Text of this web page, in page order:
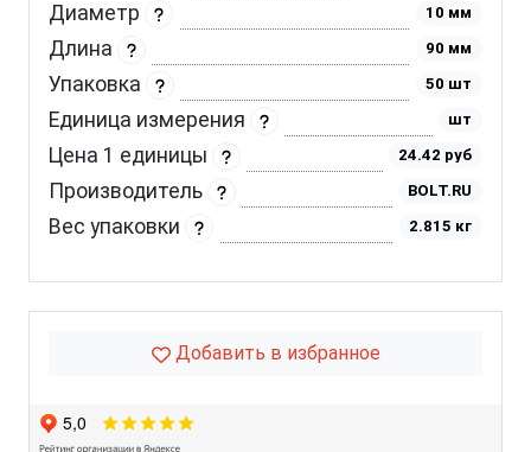
Диаметр 10 мм
Длина 90 мм
Упаковка 50 шт
Единица измерения шт
Цена 1 единицы 24.42 руб
Производитель BOLT.RU
Вес упаковки 2.815 кг
Добавить в избранное